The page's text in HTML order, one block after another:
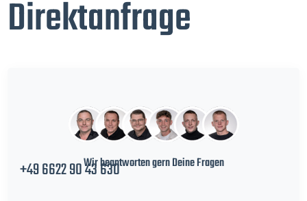
Direktanfrage
Wir beantworten gern Deine Fragen
+49 6622 90 43 630